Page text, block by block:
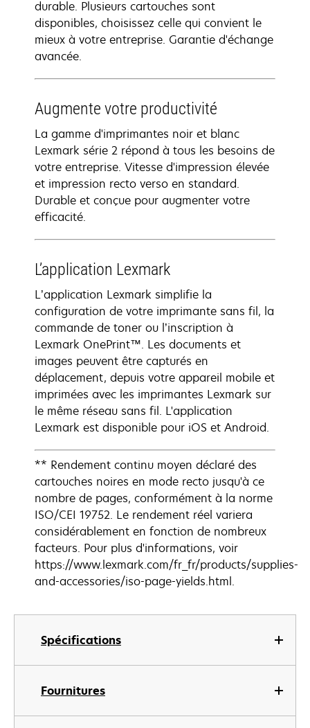
Spécifications
Fournitures
durable. Plusieurs cartouches sont
disponibles, choisissez celle qui convient le
mieux à votre entreprise. Garantie d'échange
avancée.
Augmente votre productivité
La gamme d'imprimantes noir et blanc
Lexmark série 2 répond à tous les besoins de
votre entreprise. Vitesse d'impression élevée
et impression recto verso en standard.
Durable et conçue pour augmenter votre
efficacité.
L’application Lexmark
L’application Lexmark simplifie la
configuration de votre imprimante sans fil, la
commande de toner ou l’inscription à
Lexmark OnePrint™. Les documents et
images peuvent être capturés en
déplacement, depuis votre appareil mobile et
imprimées avec les imprimantes Lexmark sur
le même réseau sans fil. L'application
Lexmark est disponible pour iOS et Android.
** Rendement continu moyen déclaré des
cartouches noires en mode recto jusqu'à ce
nombre de pages, conformément à la norme
ISO/CEI 19752. Le rendement réel variera
considérablement en fonction de nombreux
facteurs. Pour plus d'informations, voir
https://www.lexmark.com/fr_fr/products/supplies-
and-accessories/iso-page-yields.html.